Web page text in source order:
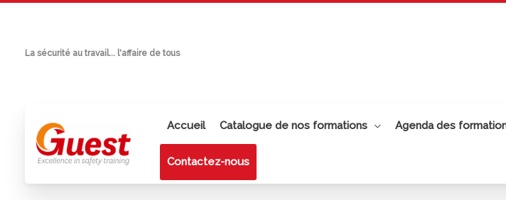
contenuLa sécurité au travail... l'affaire de tous
Accueil Catalogue de nos formations Agenda des
Contactez-nous